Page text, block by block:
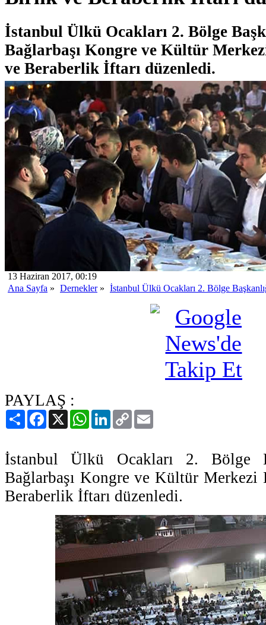
İstanbul Ülkü Ocakları 2. Bölge
Bağlarbaşı Kongre ve Kültür
ve Beraberlik İftarı düzenledi.
13 Haziran 2017, 00:19
Ana Sayfa » Dernekler» İstanbul Ülkü Ocakları 2. Bölge
PAYLAŞ :
PaylaşFacebook
X WhatsAppLinkedIn
Copy
Link
İstanbul Ülkü Ocakları 2. Bölge
Bağlarbaşı Kongre ve Kültür
Beraberlik İftarı düzenledi.